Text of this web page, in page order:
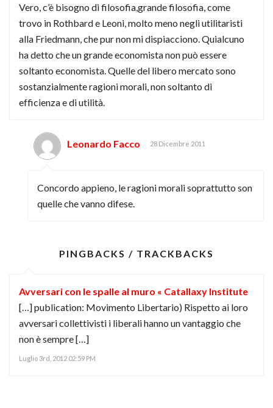
Vero, c’è bisogno di filosofia,grande filosofia, come
trovo in Rothbard e Leoni, molto meno negli utilitaristi
alla Friedmann, che pur non mi dispiacciono. Quialcuno
ha detto che un grande economista non può essere
soltanto economista. Quelle del libero mercato sono
sostanzialmente ragioni morali, non soltanto di
efficienza e di utilità.
Leonardo Facco 28 Dicembre 2011
Concordo appieno, le ragioni morali soprattutto son
quelle che vanno difese.
PINGBACKS / TRACKBACKS
Avversari con le spalle al muro « Catallaxy Institute
[…] publication: Movimento Libertario) Rispetto ai loro
avversari collettivisti i liberali hanno un vantaggio che
non è sempre […]
Luglio 3rd, 2012 02:59 PM